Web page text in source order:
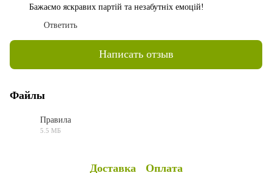
Бажаємо яскравих партій та незабутніх емоцій!
Ответить
Написать отзыв
Файлы
Правила
5.5 МБ
Доставка Оплата